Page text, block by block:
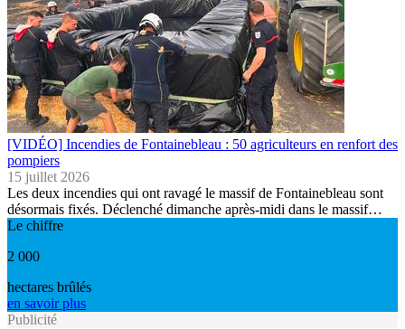
[VIDÉO] Incendies de Fontainebleau : 50 agriculteurs en renfort des
pompiers
15 juillet 2026
Les deux incendies qui ont ravagé le massif de Fontainebleau sont
désormais fixés. Déclenché dimanche après-midi dans le massif…
Le chiffre
2 000
hectares brûlés
en savoir plus
Publicité